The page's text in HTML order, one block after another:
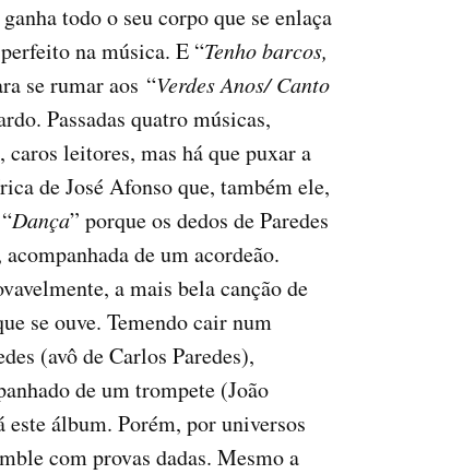
todo o seu corpo que se enlaça
na música. E “Tenho barcos,
se rumar aos “Verdes Anos/ Canto
Passadas quatro músicas,
leitores, mas há que puxar a
de José Afonso que, também ele,
Dança” porque os dedos de Paredes
de um acordeão.
a mais bela canção de
se ouve. Temendo cair num
(avô de Carlos Paredes),
de um trompete (João
álbum. Porém, por universos
com provas dadas. Mesmo a